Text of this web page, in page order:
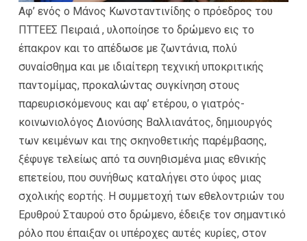
Αφ’ ενός ο Μάνος Κωνσταντινίδης ο πρόεδρος του
ΠΤΤΕΕΣ Πειραιά , υλοποίησε το δρώμενο εις το
έπακρον και το απέδωσε με ζωντάνια, πολύ
συναίσθημα και με ιδιαίτερη τεχνική υποκριτικής
παντομίμας, προκαλώντας συγκίνηση στους
παρευρισκόμενους και αφ’ ετέρου, ο γιατρός-
κοινωνιολόγος Διονύσης Βαλλιανάτος, δημιουργός
των κειμένων και της σκηνοθετικής παρέμβασης,
ξέφυγε τελείως από τα συνηθισμένα μιας εθνικής
επετείου, που συνήθως καταλήγει στο ύφος μιας
σχολικής εορτής. Η συμμετοχή των εθελοντριών του
Ερυθρού Σταυρού στο δρώμενο, έδειξε τον σημαντικό
ρόλο που έπαιξαν οι υπέροχες αυτές κυρίες, στον